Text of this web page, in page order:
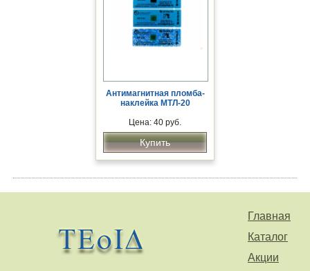
Антимагнитная пломба-
наклейка МТЛ-20
Цена: 40 руб.
Купить
Главная
Каталог
Акции